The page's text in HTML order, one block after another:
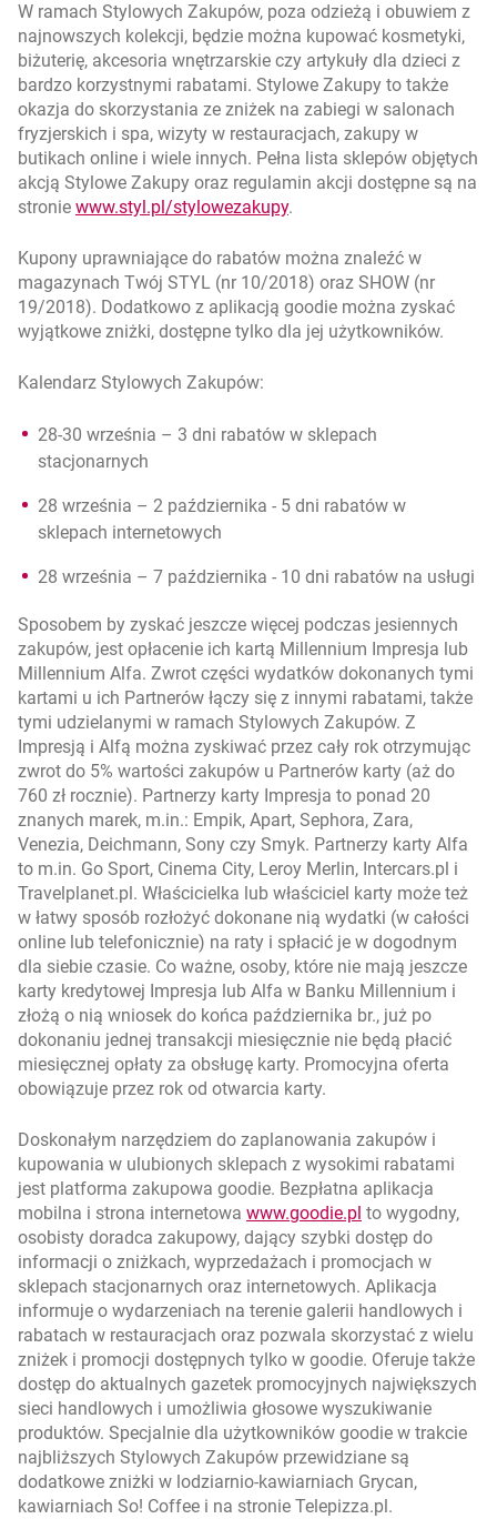
W ramach Stylowych Zakupów, poza odzieżą i obuwiem z
najnowszych kolekcji, będzie można kupować kosmetyki,
biżuterię, akcesoria wnętrzarskie czy artykuły dla dzieci z
bardzo korzystnymi rabatami. Stylowe Zakupy to także
okazja do skorzystania ze zniżek na zabiegi w salonach
fryzjerskich i spa, wizyty w restauracjach, zakupy w
butikach online i wiele innych. Pełna lista sklepów objętych
akcją Stylowe Zakupy oraz regulamin akcji dostępne są na
stronie www.styl.pl/stylowezakupyotwiera się w nowej karcie
.
Kupony uprawniające do rabatów można znaleźć w
magazynach Twój STYL (nr 10/2018) oraz SHOW (nr
19/2018). Dodatkowo z aplikacją goodie można zyskać
wyjątkowe zniżki, dostępne tylko dla jej użytkowników.
Kalendarz Stylowych Zakupów:
28-30 września – 3 dni rabatów w sklepach
stacjonarnych
28 września – 2 października - 5 dni rabatów w
sklepach internetowych
28 września – 7 października - 10 dni rabatów na usługi
Sposobem by zyskać jeszcze więcej podczas jesiennych
zakupów, jest opłacenie ich kartą Millennium Impresja lub
Millennium Alfa. Zwrot części wydatków dokonanych tymi
kartami u ich Partnerów łączy się z innymi rabatami, także
tymi udzielanymi w ramach Stylowych Zakupów. Z
Impresją i Alfą można zyskiwać przez cały rok otrzymując
zwrot do 5% wartości zakupów u Partnerów karty (aż do
760 zł rocznie). Partnerzy karty Impresja to ponad 20
znanych marek, m.in.: Empik, Apart, Sephora, Zara,
Venezia, Deichmann, Sony czy Smyk. Partnerzy karty Alfa
to m.in. Go Sport, Cinema City, Leroy Merlin, Intercars.pl i
Travelplanet.pl. Właścicielka lub właściciel karty może też
w łatwy sposób rozłożyć dokonane nią wydatki (w całości
online lub telefonicznie) na raty i spłacić je w dogodnym
dla siebie czasie. Co ważne, osoby, które nie mają jeszcze
karty kredytowej Impresja lub Alfa w Banku Millennium i
złożą o nią wniosek do końca października br., już po
dokonaniu jednej transakcji miesięcznie nie będą płacić
miesięcznej opłaty za obsługę karty. Promocyjna oferta
obowiązuje przez rok od otwarcia karty.
Doskonałym narzędziem do zaplanowania zakupów i
kupowania w ulubionych sklepach z wysokimi rabatami
jest platforma zakupowa goodie. Bezpłatna aplikacja
mobilna i strona internetowa www.goodie.pl otwiera się w
to wygodny,
osobisty doradca zakupowy, dający szybki dostęp do
informacji o zniżkach, wyprzedażach i promocjach w
sklepach stacjonarnych oraz internetowych. Aplikacja
informuje o wydarzeniach na terenie galerii handlowych i
rabatach w restauracjach oraz pozwala skorzystać z wielu
zniżek i promocji dostępnych tylko w goodie. Oferuje także
dostęp do aktualnych gazetek promocyjnych największych
sieci handlowych i umożliwia głosowe wyszukiwanie
produktów. Specjalnie dla użytkowników goodie w trakcie
najbliższych Stylowych Zakupów przewidziane są
dodatkowe zniżki w lodziarnio-kawiarniach Grycan,
kawiarniach So! Coffee i na stronie Telepizza.pl.